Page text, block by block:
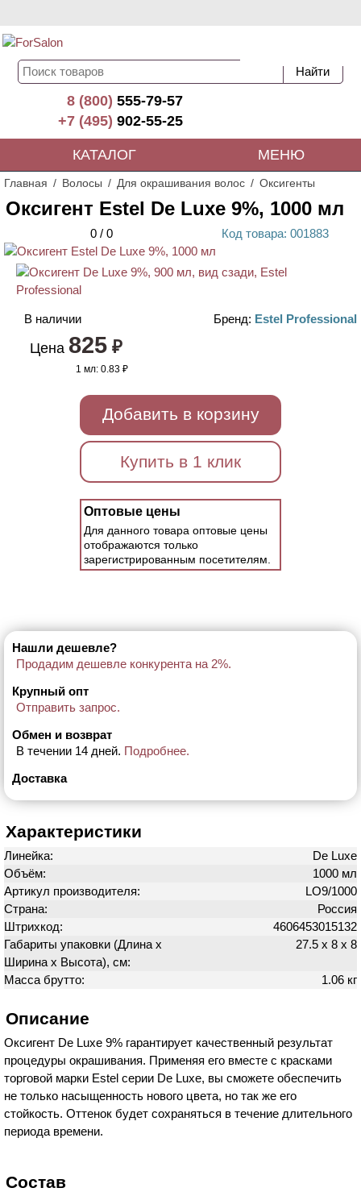
8 (800)555-79-57
+7 (495)902-55-25
КАТАЛОГ МЕНЮ
Главная Волосы Для окрашивания волос Оксигенты
Оксигент Estel De Luxe 9%, 1000 мл
0 / 0 Код товара: 001883
В наличии Бренд: Estel Professional
Цена 825₽
1 мл:0.83 ₽
Добавить в корзину
Купить в 1 клик
Оптовые цены
Для данного товара оптовые цены
отображаются только
зарегистрированным посетителям.
Нашли дешевле?
Продадим дешевле конкурента на 2%.
Крупный опт
Отправить запрос.
Обмен и возврат
В течении 14 дней. Подробнее.
Доставка
Характеристики
Линейка:
De Luxe
Объём:
1000 мл
Артикул производителя:
LO9/1000
Страна:
Россия
Штрихкод:
4606453015132
Габариты упаковки (Длина х
Ширина х Высота), см:
27.5 х 8 х 8
Масса брутто: 1.06 кг
Описание
Оксигент De Luxe 9% гарантирует качественный результат
процедуры окрашивания. Применяя его вместе с красками
торговой марки Estel серии De Luxe, вы сможете обеспечить
не только насыщенность нового цвета, но так же его
стойкость. Оттенок будет сохраняться в течение длительного
периода времени.
Состав